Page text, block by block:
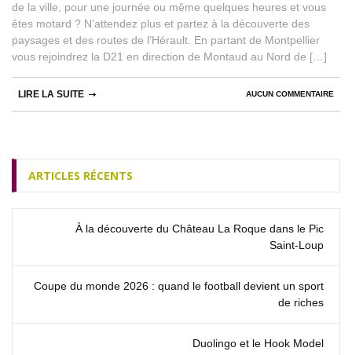
de la ville, pour une journée ou même quelques heures et vous
êtes motard ? N’attendez plus et partez à la découverte des
paysages et des routes de l’Hérault. En partant de Montpellier
vous rejoindrez la D21 en direction de Montaud au Nord de […]
AUCUN COMMENTAIRE
LIRE LA SUITE
ARTICLES RÉCENTS
À la découverte du Château La Roque dans le Pic
Saint‑Loup
Coupe du monde 2026 : quand le football devient un sport
de riches
Duolingo et le Hook Model